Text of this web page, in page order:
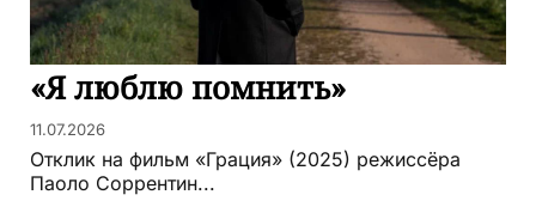
«Я люблю помнить»
11.07.2026
Отклик на фильм «Грация» (2025) режиссёра
Паоло Соррентин...